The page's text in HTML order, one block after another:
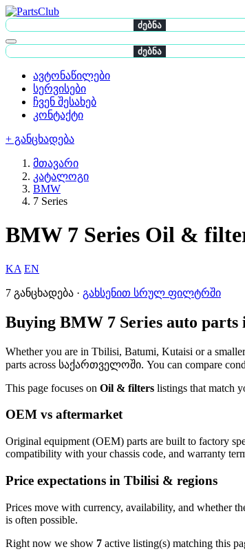
ძებნა
ძებნა
ავტონაწილები
სერვისები
ჩვენ შესახებ
კონტაქტი
+ განცხადება
მთავარი
კატალოგი
BMW
7 Series
BMW 7 Series Oil &
KA EN
7 განცხადება · გახსენით სრულ ფილტრში
Buying BMW 7 Series auto parts
Whether you are in Tbilisi, Batumi, Kutaisi or a
parts across საქართველოში. You can compare
This page focuses on Oil & filters listings that match
OEM vs aftermarket
Original equipment (OEM) parts are built to factory
compatibility with your chassis code, and warranty
Price expectations in Tbilisi & regions
Prices move with currency, availability, and whether
is often possible.
Right now we show 7 active listing(s) matching this